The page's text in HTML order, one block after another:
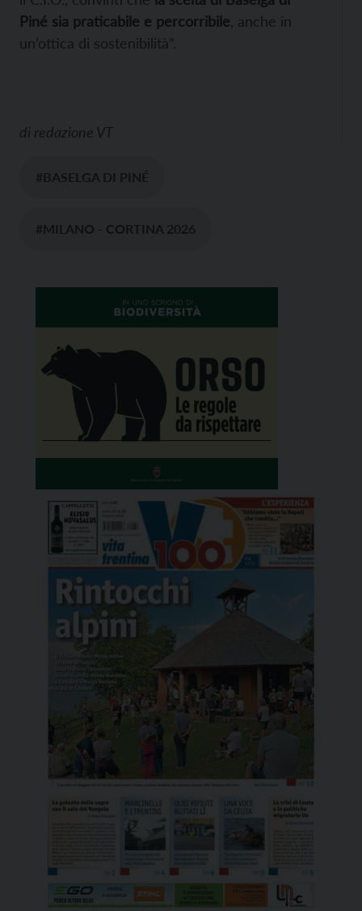
Piné sia praticabile e percorribile, anche in
un’ottica di sostenibilità”.
di redazione VT
#BASELGA DI PINÉ
#MILANO - CORTINA 2026